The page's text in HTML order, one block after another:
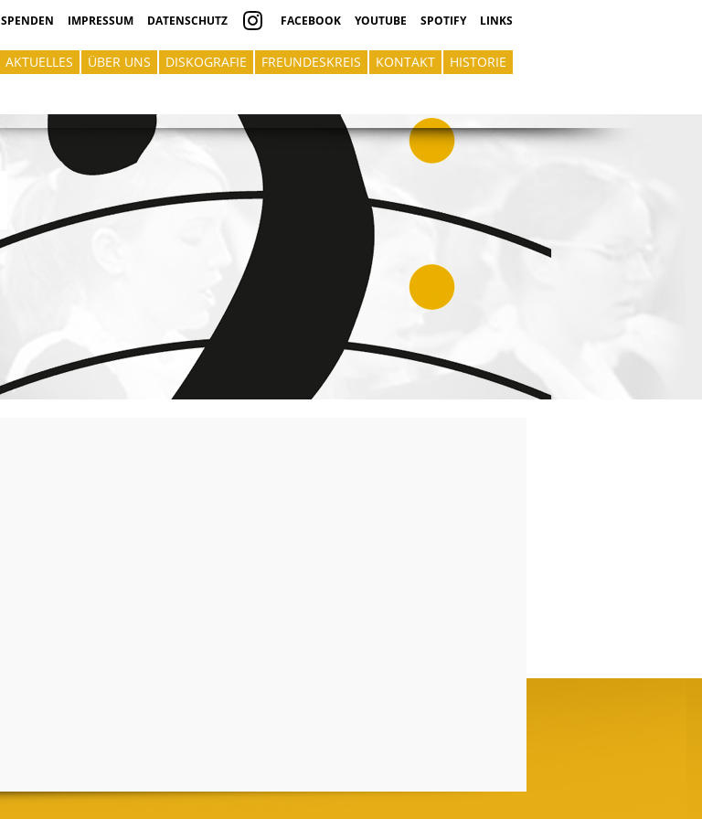
SPENDEN IMPRESSUM DATENSCHUTZ FACEBOOK YOUTUBE SPOTIFY LINKS
AKTUELLES ÜBER UNS DISKOGRAFIE FREUNDESKREIS KONTAKT HISTORIE